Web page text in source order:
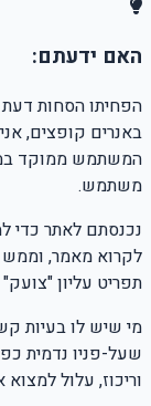
האם ידעתם:
הפחיתו הסחות דעת
באנרים קופצים,
המשתמש ממוקד
משתמש.
נכנסתם לאתר כדי
לקרוא מאמר, וממש
תפריט עליון
מי שיש לו בעיות
שעל-פניו נדמית
וריכוז, עלול